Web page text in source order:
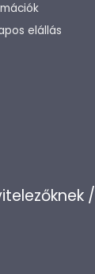
elállás
/